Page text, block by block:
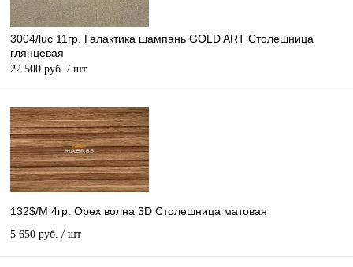
3004/luc 11гр. Галактика шампань GOLD ART Столешница
глянцевая
22 500 руб. / шт
132$/М 4гр. Орех волна 3D Столешница матовая
5 650 руб. / шт